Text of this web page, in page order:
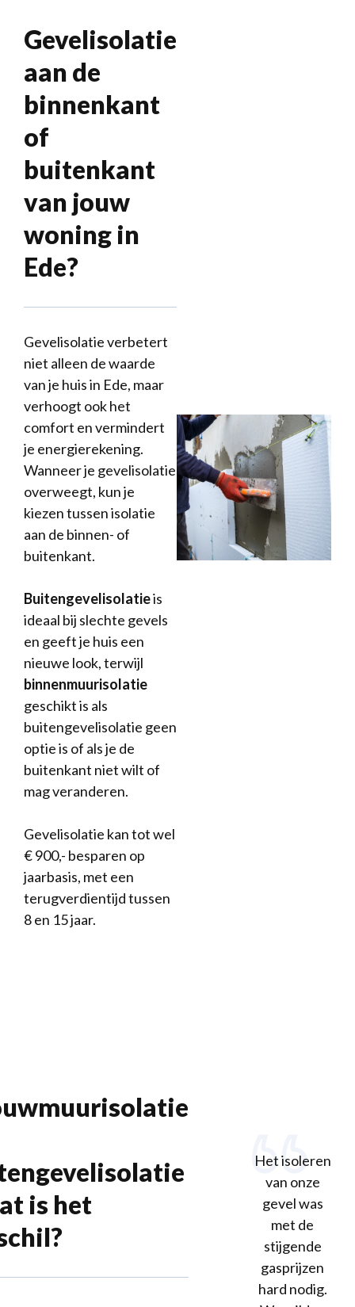
Gevelisolatie
aan de
binnenkant
of
buitenkant
van jouw
woning in
Ede?
Gevelisolatie verbetert
niet alleen de waarde
van je huis in Ede, maar
verhoogt ook het
comfort en vermindert
je energierekening.
Wanneer je gevelisolatie
overweegt, kun je
kiezen tussen isolatie
aan de binnen- of
buitenkant.
Buitengevelisolatieis
ideaal bij slechte gevels
en geeft je huis een
nieuwe look, terwijl
binnenmuurisolatie
geschikt is als
buitengevelisolatie geen
optie is of als je de
buitenkant niet wilt of
mag veranderen.
Gevelisolatie kan tot wel
€ 900,- besparen op
jaarbasis, met een
terugverdientijd tussen
8 en 15 jaar.
is het
Het isoleren
van onze
gevel was
met de
stijgende
gasprijzen
hard nodig.